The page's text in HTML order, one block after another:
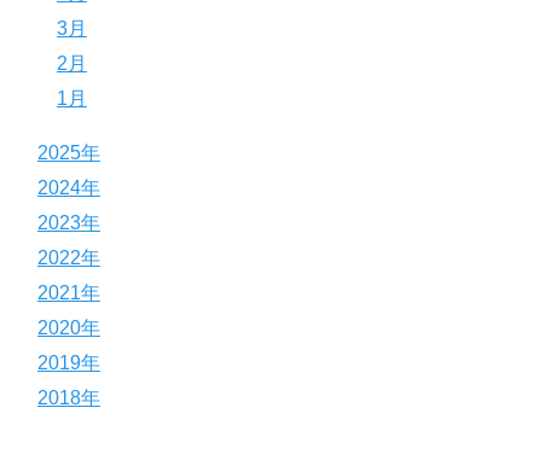
3月
2月
1月
2025年
2024年
2023年
2022年
2021年
2020年
2019年
2018年